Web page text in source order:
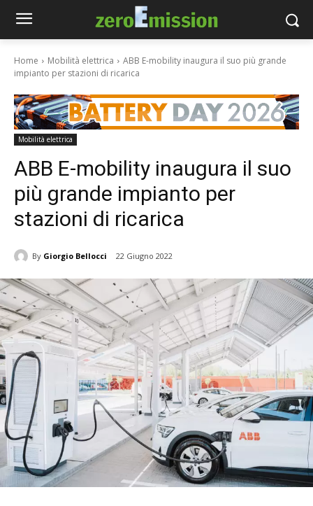
Home Mobilità elettrica
ABB E-mobility inaugura il suo più grande
impianto per stazioni di ricarica
Mobilità elettrica
ABB E-mobility inaugura il suo
più grande impianto per
stazioni di ricarica
By Giorgio Bellocci 22 Giugno 2022